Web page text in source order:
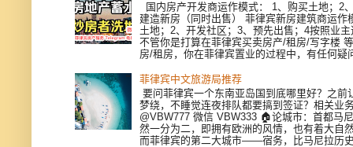
国内房产开发商运作模式： 1、购买土地；2
建造新房（同时出售） 菲律宾新房建筑商运作
土地；2、开发社区；3、预先出售；4按照业
不管你是打算在菲律宾买卖房产/租房/写字楼
房/租房，你在菲律宾置业的过程中，有任何疑
菲律宾中文旅游局推荐
要问菲律宾一个东南亚岛国到底哪里好？之前
梦绕，不睡觉连夜排队都要搞到签证？相关业
@VBW777 微信 VBW333 🏠论城市：首都马
然一分为二，即拥有欧洲的风情，也有着大自
而菲律宾的第二大城市——宿务，比马尼拉历